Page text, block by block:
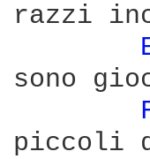
razzi
sono
piccoli